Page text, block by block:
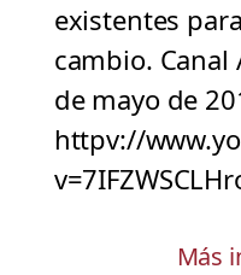
existentes
cambio. Canal
de mayo de
httpv://
Más